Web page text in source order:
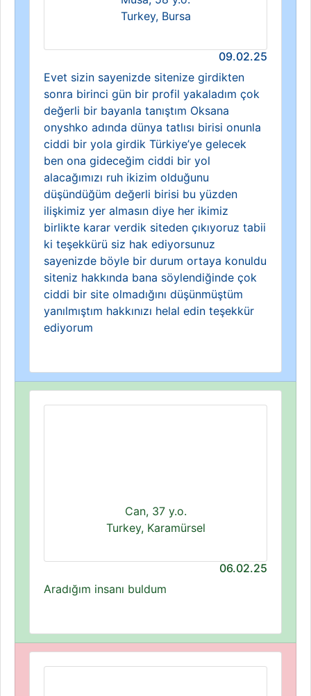
Turkey, Bursa
09.02.25
Evet sizin sayenizde sitenize girdikten
sonra birinci gün bir profil yakaladım çok
değerli bir bayanla tanıştım Oksana
onyshko adında dünya tatlısı birisi onunla
ciddi bir yola girdik Türkiye’ye gelecek
ben ona gideceğim ciddi bir yol
alacağımızı ruh ikizim olduğunu
düşündüğüm değerli birisi bu yüzden
ilişkimiz yer almasın diye her ikimiz
birlikte karar verdik siteden çıkıyoruz tabii
ki teşekkürü siz hak ediyorsunuz
sayenizde böyle bir durum ortaya konuldu
siteniz hakkında bana söylendiğinde çok
ciddi bir site olmadığını düşünmüştüm
yanılmıştım hakkınızı helal edin teşekkür
ediyorum
Can, 37 y.o.
Turkey, Karamürsel
06.02.25
Aradığım insanı buldum